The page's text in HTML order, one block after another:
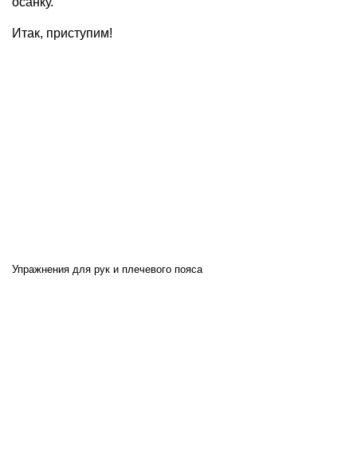
Итак, приступим!
Упражнения для рук и плечевого пояса